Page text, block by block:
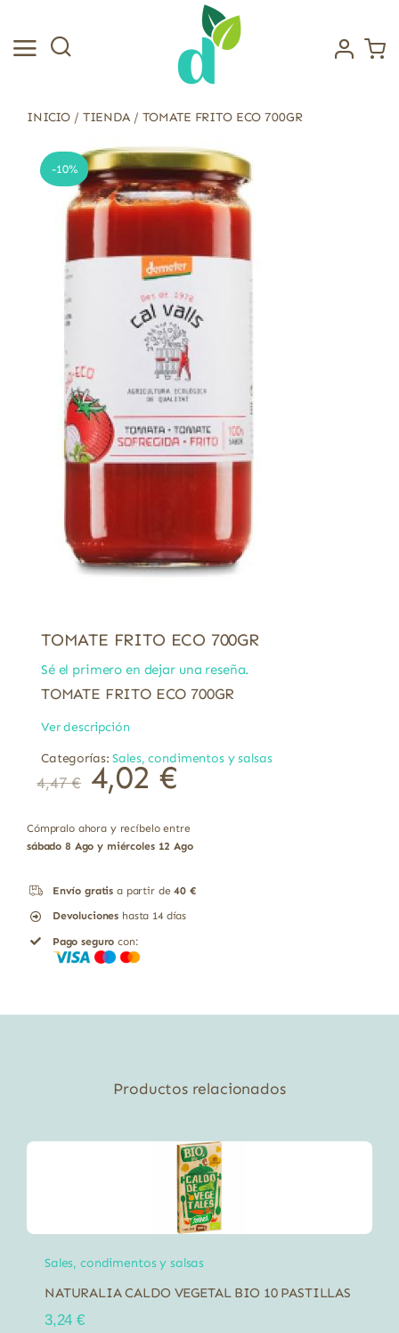
contenido
INICIO / TIENDA/ TOMATE FRITO ECO 700GR
-10%
TOMATE FRITO ECO 700GR
Sé el primero en dejar una reseña.
TOMATE FRITO ECO 700GR
Ver descripción
Categorías:Sales, condimentos y salsas
4,47€ El
precio
era:
4,47 €.
4,02 € El
es:
4,02 €.
Cómpralo ahora y recíbelo entre
sábado 8 Ago y miércoles 12 Ago
Envío gratis a partir de40 €
Devoluciones hasta 14 días
Pago seguro con:
Productos relacionados
Sales, condimentos y salsas
NATURALIA CALDO VEGETAL BIO 10 PASTILLAS
3,24€